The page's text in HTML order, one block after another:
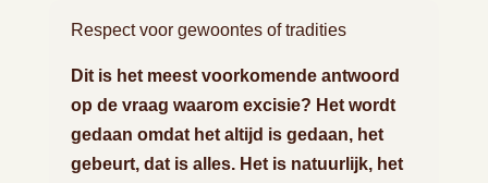
Respect voor gewoontes of tradities
Dit is het meest voorkomende antwoord
op de vraag waarom excisie? Het wordt
gedaan omdat het altijd is gedaan, het
gebeurt, dat is alles. Het is natuurlijk, het